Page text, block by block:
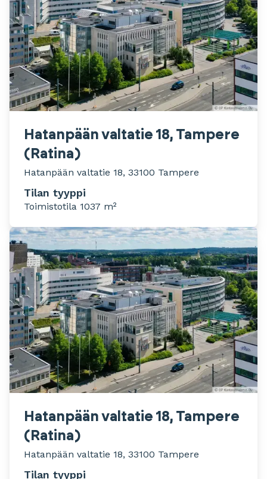
Hatanpään valtatie 18, Tampere
(Ratina)
Hatanpään valtatie 18, 33100 Tampere
Tilan tyyppi
Toimistotila 1037 m²
Hatanpään valtatie 18, Tampere
(Ratina)
Hatanpään valtatie 18, 33100 Tampere
Tilan tyyppi